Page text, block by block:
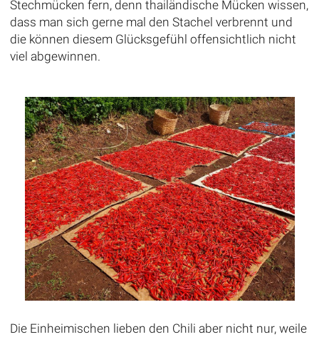
Stechmücken fern, denn thailändische Mücken wissen,
dass man sich gerne mal den Stachel verbrennt und
die können diesem Glücksgefühl offensichtlich nicht
viel abgewinnen.
Die Einheimischen lieben den Chili aber nicht nur, weile